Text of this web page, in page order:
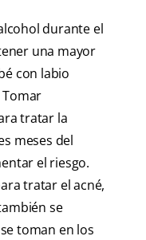
durante el
una mayor
con labio
tratar la
meses del
el riesgo.
tratar el acné,
se
toman en los